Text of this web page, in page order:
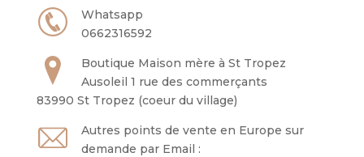
Whatsapp
0662316592
Boutique Maison mère à St Tropez
Ausoleil 1 rue des commerçants
83990 St Tropez (coeur du village)
Autres points de vente en Europe sur
demande par Email :